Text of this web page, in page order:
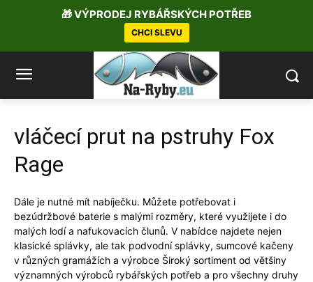
vláčecí prut na pstruhy Fox
Rage
Dále je nutné mít nabíječku. Můžete potřebovat i
bezúdržbové baterie s malými rozměry, které využijete i do
malých lodí a nafukovacích člunů. V nabídce najdete nejen
klasické splávky, ale tak podvodní splávky, sumcové kačeny
v různých gramážích a výrobce Široký sortiment od většiny
významných výrobců rybářských potřeb a pro všechny druhy
🎁 VÝPRODEJ RYBÁŘSKÝCH POTŘEB
CHCI SLEVU